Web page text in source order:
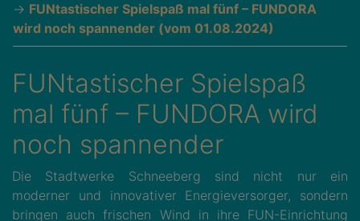
→ FUNtastischer Spielspaß mal fünf – FUNDORA
wird noch spannender (vom 01.08.2024)
FUNtastischer Spielspaß
mal fünf – FUNDORA wird
noch spannender
Die Stadtwerke Schneeberg sind nicht nur ein
moderner und innovativer Energieversorger, sondern
bringen auch frischen Wind in ihre FUN-Einrichtung